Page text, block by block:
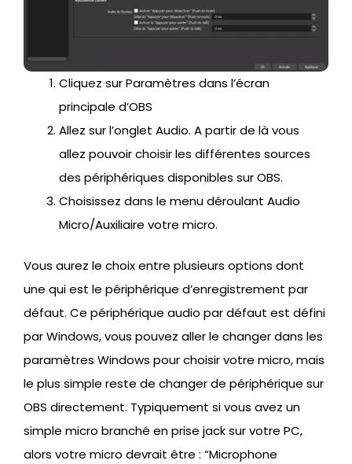
Cliquez sur Paramètres dans l’écran
principale d’OBS
Allez sur l’onglet Audio. A partir de là vous
allez pouvoir choisir les différentes sources
des périphériques disponibles sur OBS.
Choisissez dans le menu déroulant Audio
Micro/Auxiliaire votre micro.
Vous aurez le choix entre plusieurs options dont
une qui est le périphérique d’enregistrement par
défaut. Ce périphérique audio par défaut est défini
par Windows, vous pouvez aller le changer dans les
paramètres Windows pour choisir votre micro, mais
le plus simple reste de changer de périphérique sur
OBS directement. Typiquement si vous avez un
simple micro branché en prise jack sur votre PC,
alors votre micro devrait être : “Microphone